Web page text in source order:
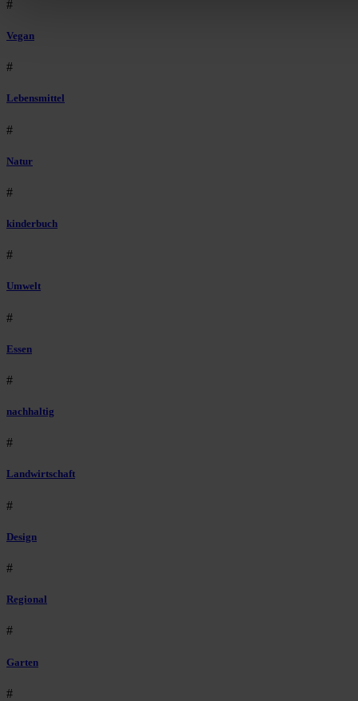
#
Vegan
#
Lebensmittel
#
Natur
#
kinderbuch
#
Umwelt
#
Essen
#
nachhaltig
#
Landwirtschaft
#
Design
#
Regional
#
Garten
#